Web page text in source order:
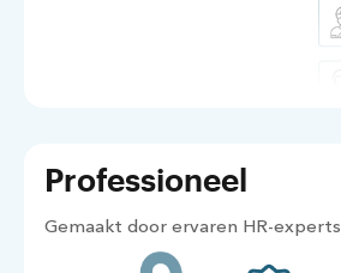
Professioneel
Gemaakt door ervaren HR-experts